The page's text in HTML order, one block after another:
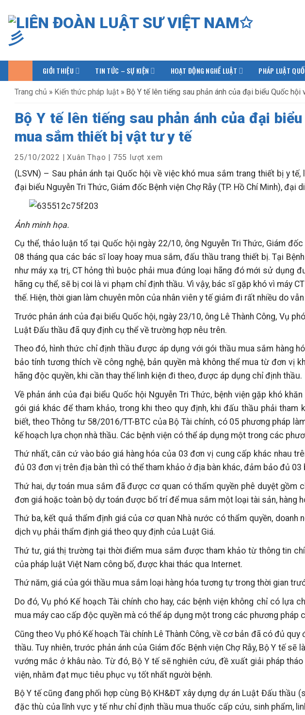
qua
dung
GIỚI THIỆU TIN TỨC – SỰ KIỆN HOẠT ĐỘNG NGHỀ LUẬT PHÁP LUẬT
Trang chủ » Kiến thức pháp luật » Bộ Y tế lên tiếng sau phản ánh của đại biểu Quốc
Bộ Y tế lên tiếng sau phản ánh của đại
mua sắm thiết bị vật tư y tế
25/10/2022 |Xuân Thạo 755 lượt xem
(LSVN) – Sau phản ánh tại Quốc hội về việc khó mua sắm trang thiết bị y
đại biểu Nguyễn Tri Thức, Giám đốc Bệnh viện Chợ Rẫy (TP. Hồ Chí Minh), đại
Ảnh minh họa.
Cụ thể, thảo luận tổ tại Quốc hội ngày 22/10, ông Nguyễn Tri Thức, Giám đốc
08 tháng qua các bác sĩ loay hoay mua sắm, đấu thầu trang thiết bị. Tại
như máy xạ trị, CT hỏng thì buộc phải mua đúng loại hãng đó mới sử dụng
hãng cụ thể, sẽ bị coi là vi phạm chỉ định thầu. Vì vậy, bác sĩ gặp khó vì máy
thế. Hiện, thời gian làm chuyên môn của nhân viên y tế giảm đi rất nhiều do
Trước phản ánh của đại biểu Quốc hội, ngày 23/10, ông Lê Thành Công, Vụ
Luật Đấu thầu đã quy định cụ thể về trường hợp nêu trên.
Theo đó, hình thức chỉ định thầu được áp dụng với gói thầu mua sắm hàng
bảo tính tương thích về công nghệ, bản quyền mà không thể mua từ đơn vị
hãng độc quyền, khi cần thay thế linh kiện đi theo, được áp dụng chỉ định thầu.
Về phản ánh của đại biểu Quốc hội Nguyễn Tri Thức, bệnh viện gặp khó
gói giá khác để tham khảo, trong khi theo quy định, khi đấu thầu phải tham
biết, theo Thông tư 58/2016/TT-BTC của Bộ Tài chính, có 05 phương pháp
kế hoạch lựa chọn nhà thầu. Các bệnh viện có thể áp dụng một trong các
Thứ nhất, căn cứ vào báo giá hàng hóa của 03 đơn vị cung cấp khác nhau
đủ 03 đơn vị trên địa bàn thì có thể tham khảo ở địa bàn khác, đảm bảo đủ 03
Thứ hai, dự toán mua sắm đã được cơ quan có thẩm quyền phê duyệt gồm
đơn giá hoặc toàn bộ dự toán được bố trí để mua sắm một loại tài sản, hàng
Thứ ba, kết quả thẩm định giá của cơ quan Nhà nước có thẩm quyền, doanh
dịch vụ phải thẩm định giá theo quy định của Luật Giá.
Thứ tư, giá thị trường tại thời điểm mua sắm được tham khảo từ thông tin
của pháp luật Việt Nam công bố, được khai thác qua Internet.
Thứ năm, giá của gói thầu mua sắm loại hàng hóa tương tự trong thời gian
Do đó, Vụ phó Kế hoạch Tài chính cho hay, các bệnh viện không chỉ có lựa
mua máy cao cấp độc quyền mà có thể áp dụng một trong các phương pháp
Cũng theo Vụ phó Kế hoạch Tài chính Lê Thành Công, về cơ bản đã có đủ
thầu. Tuy nhiên, trước phản ánh của Giám đốc Bệnh viện Chợ Rẫy, Bộ Y tế
vướng mắc ở khâu nào. Từ đó, Bộ Y tế sẽ nghiên cứu, đề xuất giải pháp
viện, nhằm đạt mục tiêu phục vụ tốt nhất người bệnh.
Bộ Y tế cũng đang phối hợp cùng Bộ KH&ĐT xây dựng dự án Luật Đấu thầu
đặc thù của lĩnh vực y tế như chỉ định thầu mua thuốc cấp cứu, sinh phẩm,